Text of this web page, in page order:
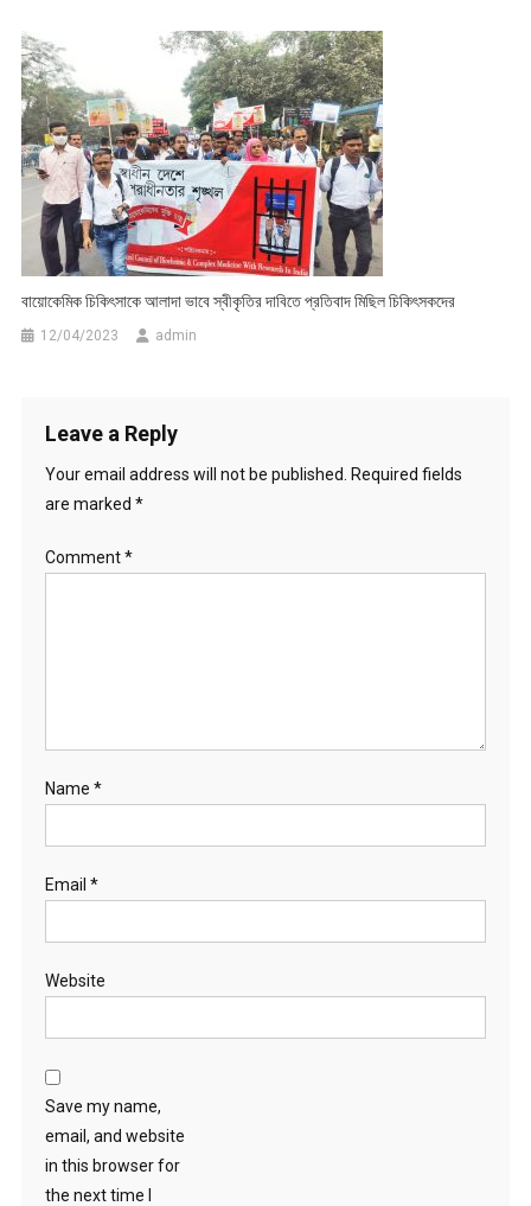
বায়োকেমিক চিকিৎসাকে আলাদা ভাবে স্বীকৃতির দাবিতে প্রতিবাদ মিছিল চিকিৎসকদের
12/04/2023 admin
Leave a Reply
Your email address will not be published. Required fields
are marked *
Comment*
Name *
Email *
Website
Save my name,
email, and website
in this browser for
the next time I